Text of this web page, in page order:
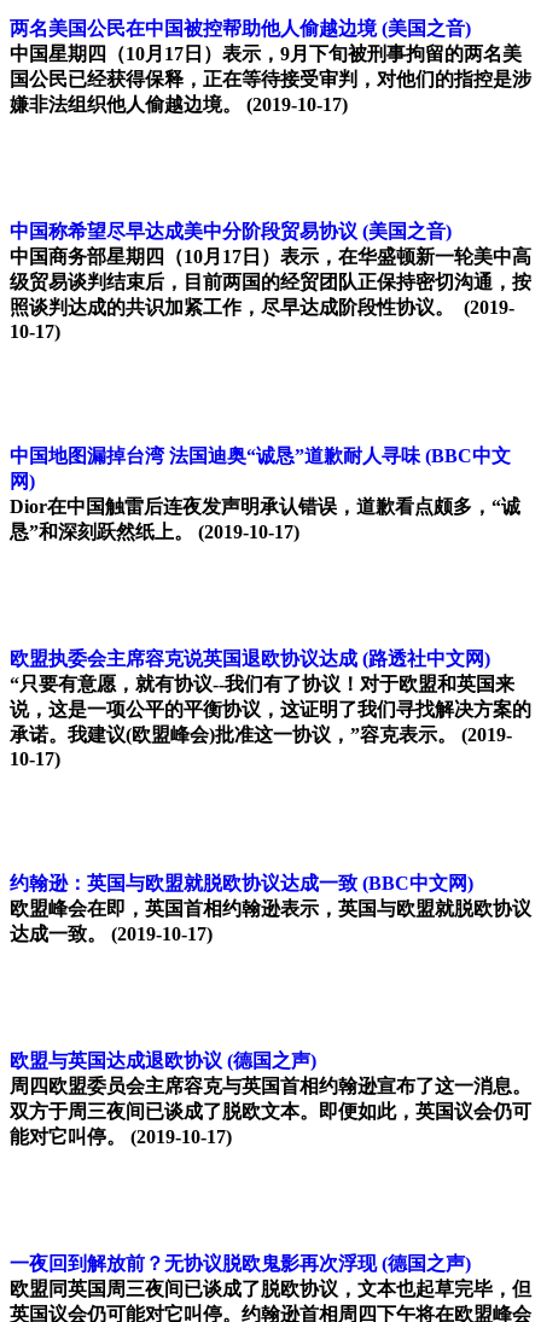
两名美国公民在中国被控帮助他人偷越边境 (美国之音)
中国星期四（10月17日）表示，9月下旬被刑事拘留的两名美
国公民已经获得保释，正在等待接受审判，对他们的指控是涉
嫌非法组织他人偷越边境。
(2019-10-17)
中国称希望尽早达成美中分阶段贸易协议 (美国之音)
中国商务部星期四（10月17日）表示，在华盛顿新一轮美中高
级贸易谈判结束后，目前两国的经贸团队正保持密切沟通，按
照谈判达成的共识加紧工作，尽早达成阶段性协议。
(2019-
10-17)
中国地图漏掉台湾 法国迪奥“诚恳”道歉耐人寻味 (BBC中文
网)
Dior在中国触雷后连夜发声明承认错误，道歉看点颇多，“诚
恳”和深刻跃然纸上。
(2019-10-17)
欧盟执委会主席容克说英国退欧协议达成 (路透社中文网)
“只要有意愿，就有协议--我们有了协议！对于欧盟和英国来
说，这是一项公平的平衡协议，这证明了我们寻找解决方案的
承诺。我建议(欧盟峰会)批准这一协议，”容克表示。
(2019-
10-17)
约翰逊：英国与欧盟就脱欧协议达成一致 (BBC中文网)
欧盟峰会在即，英国首相约翰逊表示，英国与欧盟就脱欧协议
达成一致。
(2019-10-17)
欧盟与英国达成退欧协议 (德国之声)
周四欧盟委员会主席容克与英国首相约翰逊宣布了这一消息。
双方于周三夜间已谈成了脱欧文本。即便如此，英国议会仍可
能对它叫停。
(2019-10-17)
一夜回到解放前？无协议脱欧鬼影再次浮现 (德国之声)
欧盟同英国周三夜间已谈成了脱欧协议，文本也起草完毕，但
英国议会仍可能对它叫停。约翰逊首相周四下午将在欧盟峰会